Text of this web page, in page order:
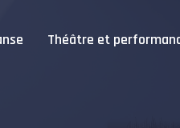
Théâtre et